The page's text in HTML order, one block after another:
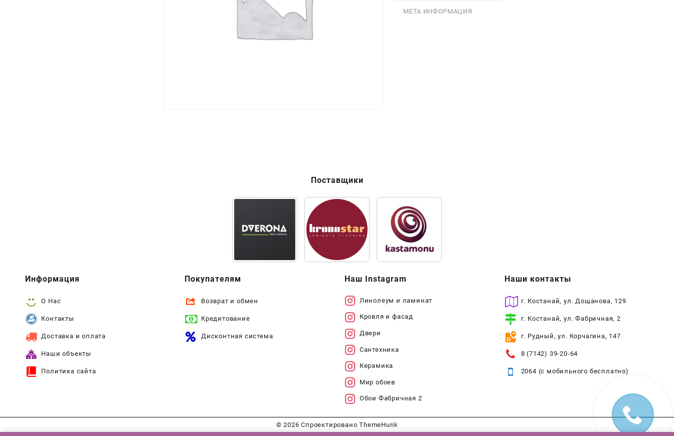
МЕТА ИНФОРМАЦИЯ
Поставщики
Информация
О Нас
Контакты
Доставка и оплата
Наши объекты
Политика сайта
Покупателям
Возврат и обмен
Кредитование
Дисконтная система
Наш Instagram
Линолеум и ламинат
Кровля и фасад
Двери
Сантехника
Керамика
Мир обоев
Обои Фабричная 2
Наши контакты
г. Костанай, ул. Дощанова, 129
г. Костанай, ул. Фабричная, 2
г. Рудный, ул. Корчагина, 147
8 (7142) 39-20-64
2064 (с мобильного бесплатно)
© 2026Спроектировано ThemeHunk